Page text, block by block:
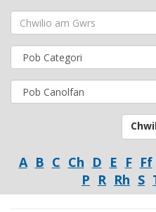
A B C Ch D E F Ff
P R Rh S